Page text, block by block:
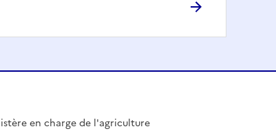
en charge de l'agriculture